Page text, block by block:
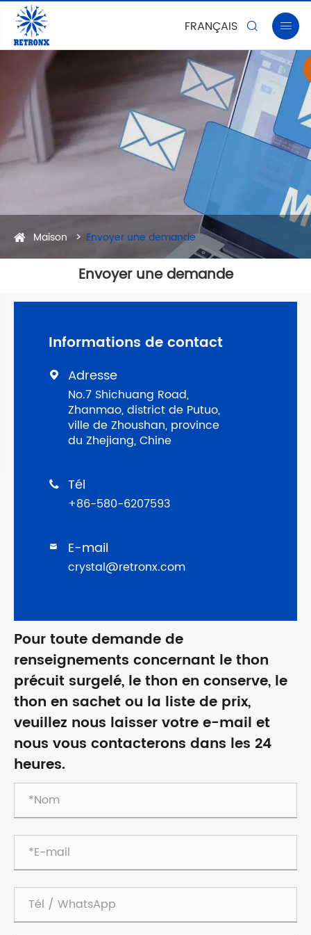
FRANÇAIS  
Maison Envoyer une demande
Envoyer une demande
Informations de contact
 Adresse
No.7 Shichuang Road,
Zhanmao, district de Putuo,
ville de Zhoushan, province
du Zhejiang, Chine
 Tél
+86-580-6207593
 E-mail
crystal@retronx.com
Pour toute demande de
renseignements concernant le thon
précuit surgelé, le thon en conserve, le
thon en sachet ou la liste de prix,
veuillez nous laisser votre e-mail et
nous vous contacterons dans les 24
heures.